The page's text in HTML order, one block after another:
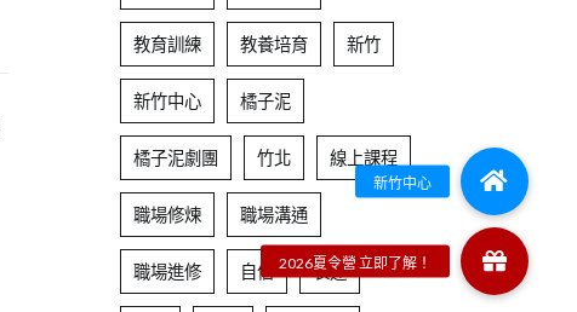
教育訓練 教養培育 新竹
新竹中心 橘子泥
橘子泥劇團 竹北 線上課程
職場修煉 職場溝通
職場進修 自信 表達